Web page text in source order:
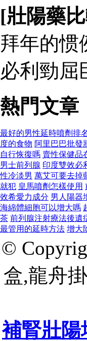
[壯陽藥
拜年的惯
必利勁屈
熱門文章
最好的男性延時噴劑排
度的食物 阿里巴巴批發
自行恢復嗎 賣性保健品
男士前列腺 印度雙效必
性冷淡男 萬艾可要去掉
就犯 皇馬噴劑怎樣使用
效希愛力成分 男人陽器
海綿體細胞可以增大嗎
茶 前列腺注射療法後遺
最管用的延時方法 增大
©
盒,龍舟
補腎壯陽